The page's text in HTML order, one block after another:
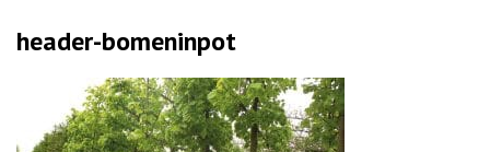
header-bomeninpot